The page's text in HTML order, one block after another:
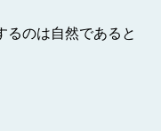
るのは自然であると